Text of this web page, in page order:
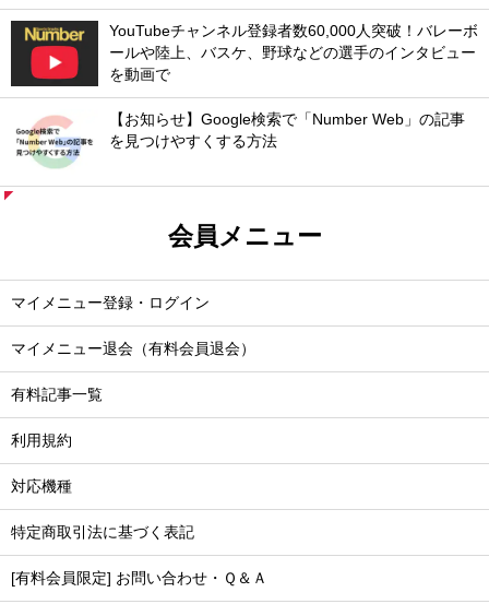
YouTubeチャンネル登録者数60,000人突破！バレーボ
ールや陸上、バスケ、野球などの選手のインタビュー
を動画で
【お知らせ】Google検索で「Number Web」の記事
を見つけやすくする方法
会員メニュー
マイメニュー登録・ログイン
マイメニュー退会（有料会員退会）
有料記事一覧
利用規約
対応機種
特定商取引法に基づく表記
[有料会員限定] お問い合わせ・Ｑ＆Ａ